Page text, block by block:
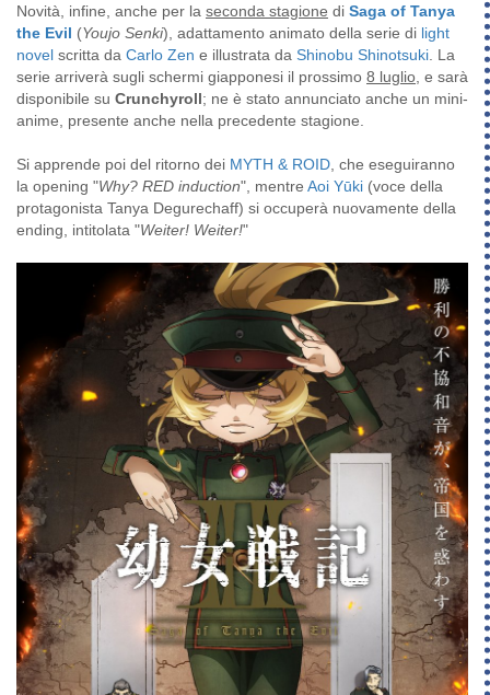
Novità, infine, anche per la seconda stagione di Saga of Tanya
the Evil (Youjo Senki), adattamento animato della serie di light
novel scritta da Carlo Zen e illustrata da Shinobu Shinotsuki . La
serie arriverà sugli schermi giapponesi il prossimo 8 luglio , e sarà
disponibile su Crunchyroll; ne è stato annunciato anche un mini-
anime, presente anche nella precedente stagione.
Si apprende poi del ritorno dei MYTH & ROID , che eseguiranno
la opening "Why? RED induction", mentre Aoi Yūki (voce della
protagonista Tanya Degurechaff) si occuperà nuovamente della
ending, intitolata "Weiter! Weiter!"